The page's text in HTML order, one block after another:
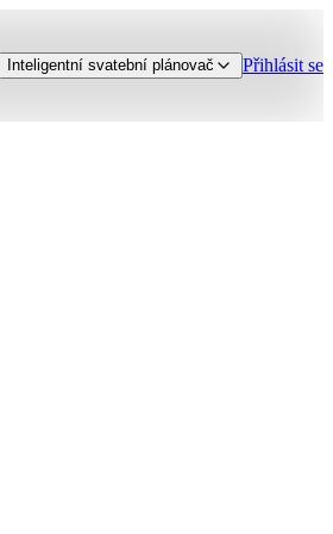
Inteligentní svatební plánovač Přihlásit se